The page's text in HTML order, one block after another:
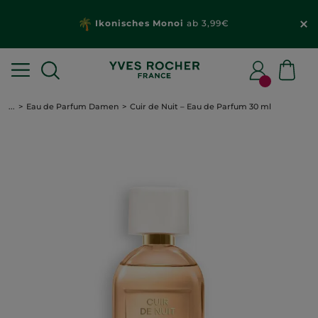
Ikonisches Monoi ab 3,99€
... Eau de Parfum Damen Cuir de Nuit – Eau de Parfum 30 ml